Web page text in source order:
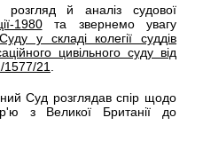
розгляд й аналіз судової
1980та звернемо увагу
у складі колегії суддів
цивільного суду від
21
Суд розглядав спір щодо
з Великої Британії до